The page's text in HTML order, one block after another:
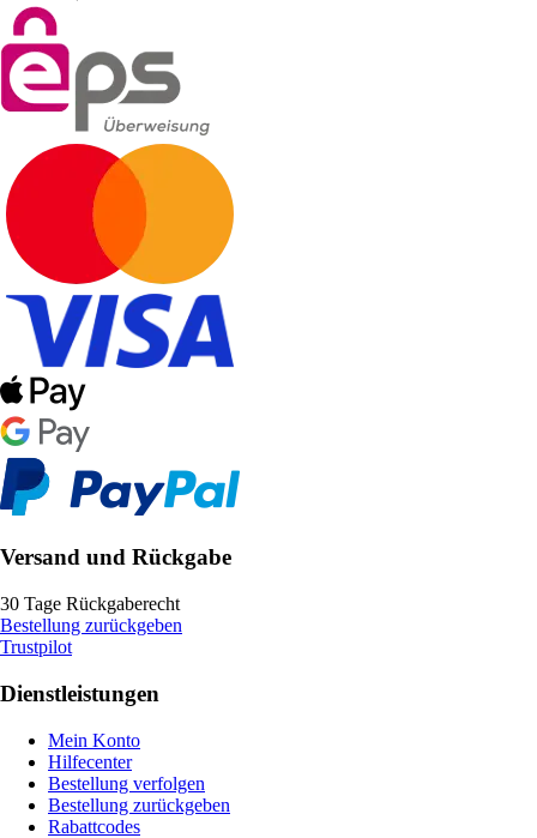
Versand und Rückgabe
30 Tage Rückgaberecht
Bestellung zurückgeben
Trustpilot
Dienstleistungen
Mein Konto
Hilfecenter
Bestellung verfolgen
Bestellung zurückgeben
Rabattcodes